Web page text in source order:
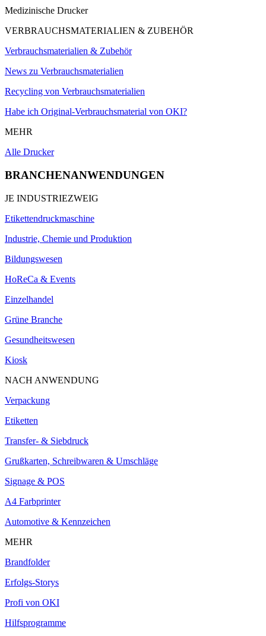
Medizinische Drucker
VERBRAUCHSMATERIALIEN & ZUBEHÖR
Verbrauchsmaterialien & Zubehör
News zu Verbrauchsmaterialien
Recycling von Verbrauchsmaterialien
Habe ich Original-Verbrauchsmaterial von OKI?
MEHR
Alle Drucker
BRANCHENANWENDUNGEN
JE INDUSTRIEZWEIG
Etikettendruckmaschine
Industrie, Chemie und Produktion
Bildungswesen
HoReCa & Events
Einzelhandel
Grüne Branche
Gesundheitswesen
Kiosk
NACH ANWENDUNG
Verpackung
Etiketten
Transfer- & Siebdruck
Grußkarten, Schreibwaren & Umschläge
Signage & POS
A4 Farbprinter
Automotive & Kennzeichen
MEHR
Brandfolder
Erfolgs-Storys
Profi von OKI
Hilfsprogramme